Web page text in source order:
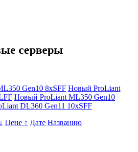
серверы
Gen10 8xSFF Новый ProLiant
Новый ProLiant ML350 Gen10
DL360 Gen11 10xSFF
Цене ↑ Дате Названию